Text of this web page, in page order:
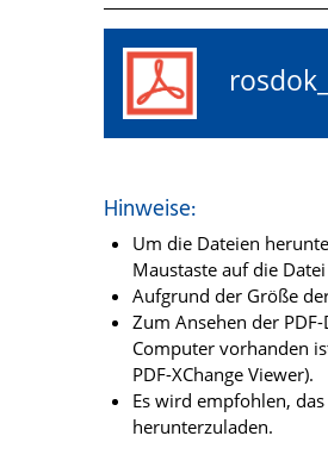
Hinweise:
Um die Dateien
Maustaste auf die
Aufgrund der Größe
Zum Ansehen der
Computer vorhanden
PDF-XChange Viewer).
Es wird empfohlen,
herunterzuladen.